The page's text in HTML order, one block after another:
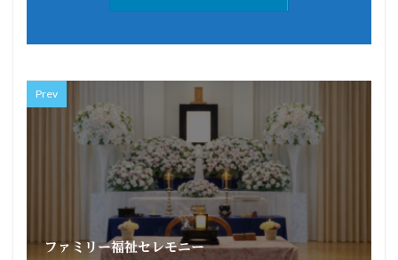
Prev
ファミリー福祉セレモニー